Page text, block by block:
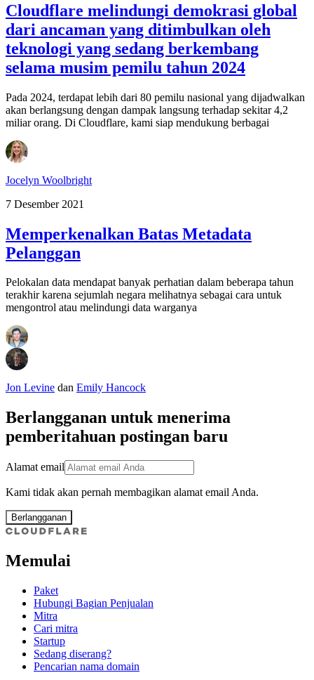
Cloudflare melindungi demokrasi global
dari ancaman yang ditimbulkan oleh
teknologi yang sedang berkembang
selama musim pemilu tahun 2024
Pada 2024, terdapat lebih dari 80 pemilu nasional yang dijadwalkan
akan berlangsung dengan dampak langsung terhadap sekitar 4,2
miliar orang. Di Cloudflare, kami siap mendukung berbagai
Jocelyn Woolbright
7 Desember 2021
Memperkenalkan Batas Metadata
Pelanggan
Pelokalan data mendapat banyak perhatian dalam beberapa tahun
terakhir karena sejumlah negara melihatnya sebagai cara untuk
mengontrol atau melindungi data warganya
Jon Levine dan Emily Hancock
Berlangganan untuk menerima
pemberitahuan postingan baru
Alamat email
Kami tidak akan pernah membagikan alamat email Anda.
Berlangganan
Memulai
Paket
Hubungi Bagian Penjualan
Mitra
Cari mitra
Startup
Sedang diserang?
Pencarian nama domain